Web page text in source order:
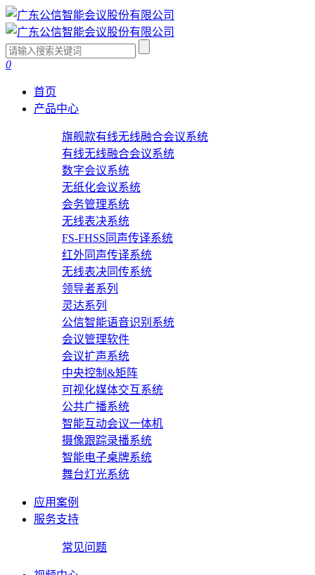
0
首页
产品中心
旗舰款有线无线融合会议系统
有线无线融合会议系统
数字会议系统
无纸化会议系统
会务管理系统
无线表决系统
FS-FHSS同声传译系统
红外同声传译系统
无线表决同传系统
领导者系列
灵达系列
公信智能语音识别系统
会议管理软件
会议扩声系统
中央控制&矩阵
可视化媒体交互系统
公共广播系统
智能互动会议一体机
摄像跟踪录播系统
智能电子桌牌系统
舞台灯光系统
应用案例
服务支持
常见问题